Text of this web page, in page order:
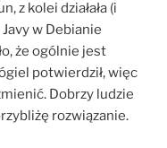
z kolei działała (i
w Debianie
że ogólnie jest
potwierdził, więc
Dobrzy ludzie
rozwiązanie.